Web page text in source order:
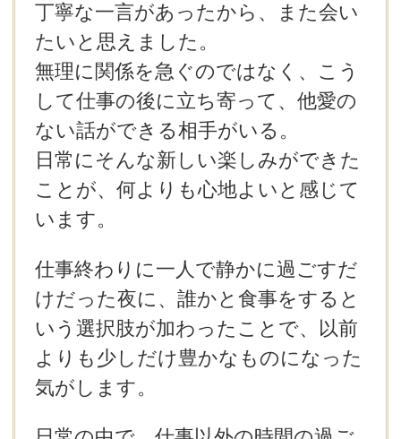
丁寧な一言があったから、また会い
たいと思えました。
無理に関係を急ぐのではなく、こう
して仕事の後に立ち寄って、他愛の
ない話ができる相手がいる。
日常にそんな新しい楽しみができた
ことが、何よりも心地よいと感じて
います。
仕事終わりに一人で静かに過ごすだ
けだった夜に、誰かと食事をすると
いう選択肢が加わったことで、以前
よりも少しだけ豊かなものになった
気がします。